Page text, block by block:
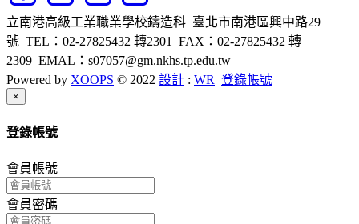
立南港高級工業職業學校鑄造科 臺北市南港區興中路29
號 TEL：02-27825432 轉2301 FAX：02-27825432 轉
2309 EMAL：s07057@gm.nkhs.tp.edu.tw
Powered by XOOPS © 2022 設計 : WR 登錄帳號
×
登錄帳號
會員帳號
會員密碼